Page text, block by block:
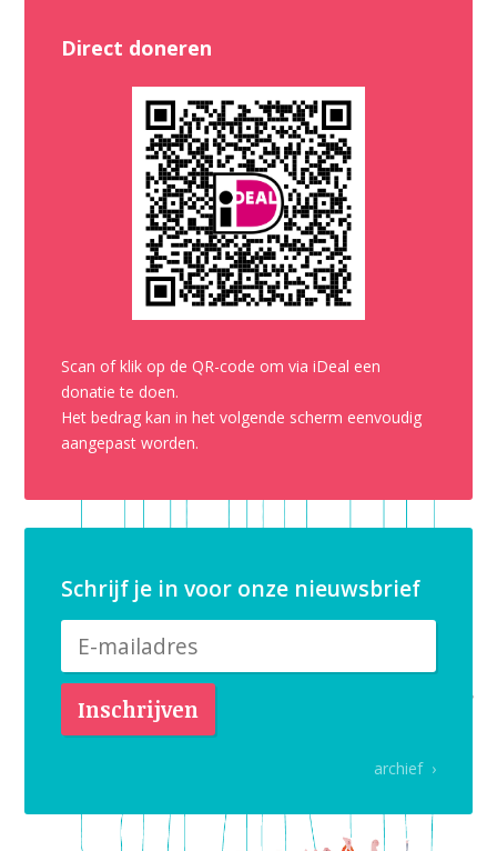
Direct doneren
Scan of klik op de QR-code om via iDeal een
donatie te doen.
Het bedrag kan in het volgende scherm eenvoudig
aangepast worden.
Schrijf je in voor onze nieuwsbrief
archief ›